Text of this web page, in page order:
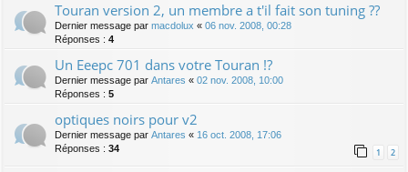
Touran version 2, un membre a t'il fait son tuning ??
Dernier message par macdolux « 06 nov. 2008, 00:28
Réponses : 4
Un Eeepc 701 dans votre Touran !?
Dernier message par Antares « 02 nov. 2008, 10:00
Réponses : 5
optiques noirs pour v2
Dernier message par Antares « 16 oct. 2008, 17:06
Réponses : 34 1 2